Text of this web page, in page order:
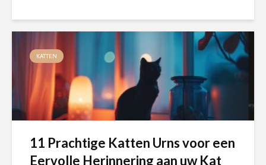
KATTEN
11 Prachtige Katten Urns voor een
Eervolle Herinnering aan uw Kat